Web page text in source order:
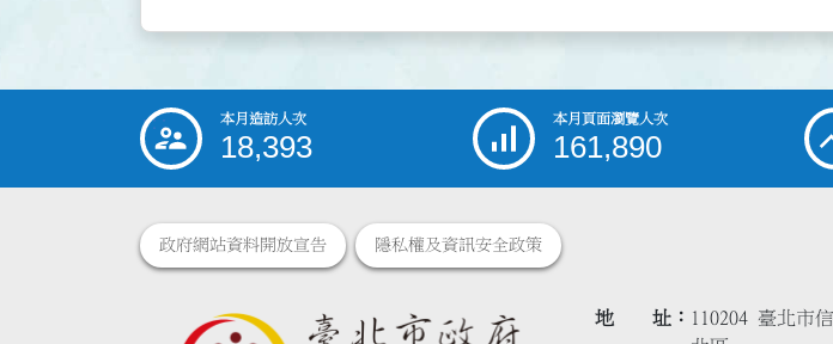
::: 本月造訪人次
18,393
本月頁面瀏覽人次
161,890
政府網站資料開放宣告 隱私權及資訊安全政策
地 址
110204 臺北市